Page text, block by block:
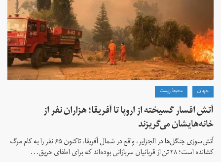
جهان محیط زیست
آتش افسار گسیخته از اروپا تا آفریقا؛ هزاران نفر از
خانه‌هایشان می‌گریزند
آتش‌سوزی جنگل‌ها در الجزایر، واقع در شمال آفریقا، تاکنون ۶۵ نفر را به کام مرگ
کشانده است؛ ۲۸ تن از قربانیان سربازانی بوده‌اند که برای اطفای حریق...